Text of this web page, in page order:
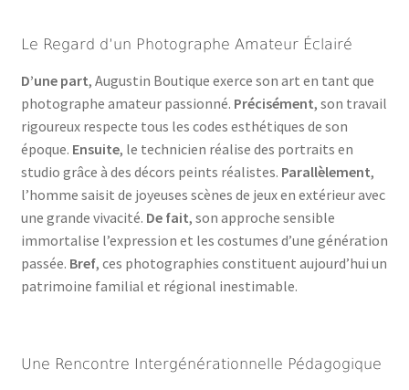
Le Regard d’un Photographe Amateur Éclairé
D’une part, Augustin Boutique exerce son art en tant que
photographe amateur passionné. Précisément, son travail
rigoureux respecte tous les codes esthétiques de son
époque. Ensuite, le technicien réalise des portraits en
studio grâce à des décors peints réalistes. Parallèlement,
l’homme saisit de joyeuses scènes de jeux en extérieur avec
une grande vivacité. De fait, son approche sensible
immortalise l’expression et les costumes d’une génération
passée. Bref, ces photographies constituent aujourd’hui un
patrimoine familial et régional inestimable.
Une Rencontre Intergénérationnelle Pédagogique